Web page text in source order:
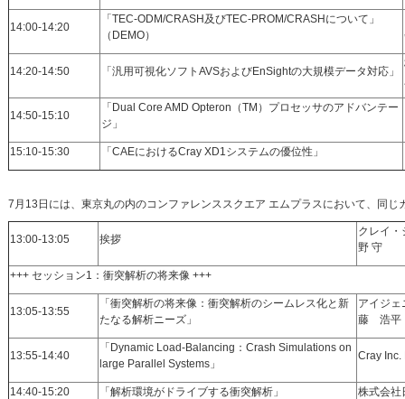
14:00-14:20
「TEC-ODM/CRASH及びTEC-PROM/CRASHについて」
（DEMO）
14:20-14:50 「汎用可視化ソフトAVSおよびEnSightの大規模データ対応」
14:50-15:10
「Dual Core AMD Opteron（TM）プロセッサのアドバンテー
ジ」
15:10-15:30 「CAEにおけるCray XD1システムの優位性」
7月13日には、東京丸の内のコンファレンススクエア エムプラスにおいて、同じ
13:00-13:05 挨拶
クレイ・
野 守
+++ セッション1：衝突解析の将来像 +++
13:05-13:55
「衝突解析の将来像：衝突解析のシームレス化と新
たなる解析ニーズ」
アイジ
藤 浩平
13:55-14:40
「Dynamic Load-Balancing：Crash Simulations on
large Parallel Systems」
Cray Inc.
14:40-15:20 「解析環境がドライブする衝突解析」 株式会